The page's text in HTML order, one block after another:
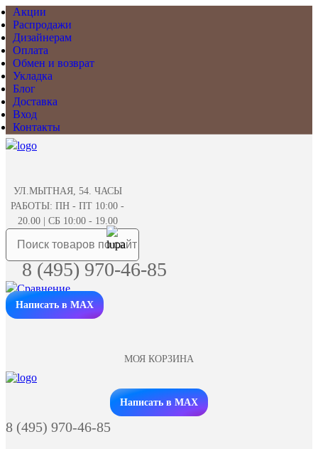
Акции
Распродажи
Дизайнерам
Оплата
Обмен и возврат
Укладка
Блог
Доставка
Вход
Контакты
УЛ.МЫТНАЯ, 54. ЧАСЫ
РАБОТЫ: ПН - ПТ 10:00 -
20.00 | СБ 10:00 - 19.00
8 (495) 970-46-85
Написать в MAX
МОЯ КОРЗИНА
Заказать звонок
Написать в MAX
8 (495) 970-46-85